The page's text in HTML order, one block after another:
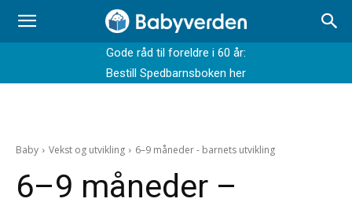
Gode råd til foreldre i 60 år:
Bestill Spedbarnsboken her
Baby Vekst og utvikling 6–9 måneder - barnets utvikling
6–9 måneder –